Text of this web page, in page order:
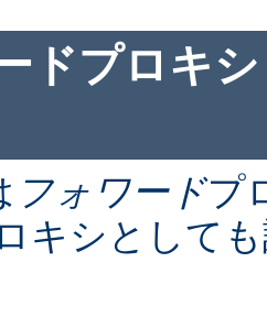
ドプロキ
フォワードプ
キシとして